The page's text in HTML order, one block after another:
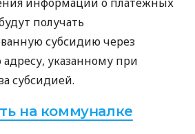
получать
субсидию через
указанному при
субсидией.
на коммуналке